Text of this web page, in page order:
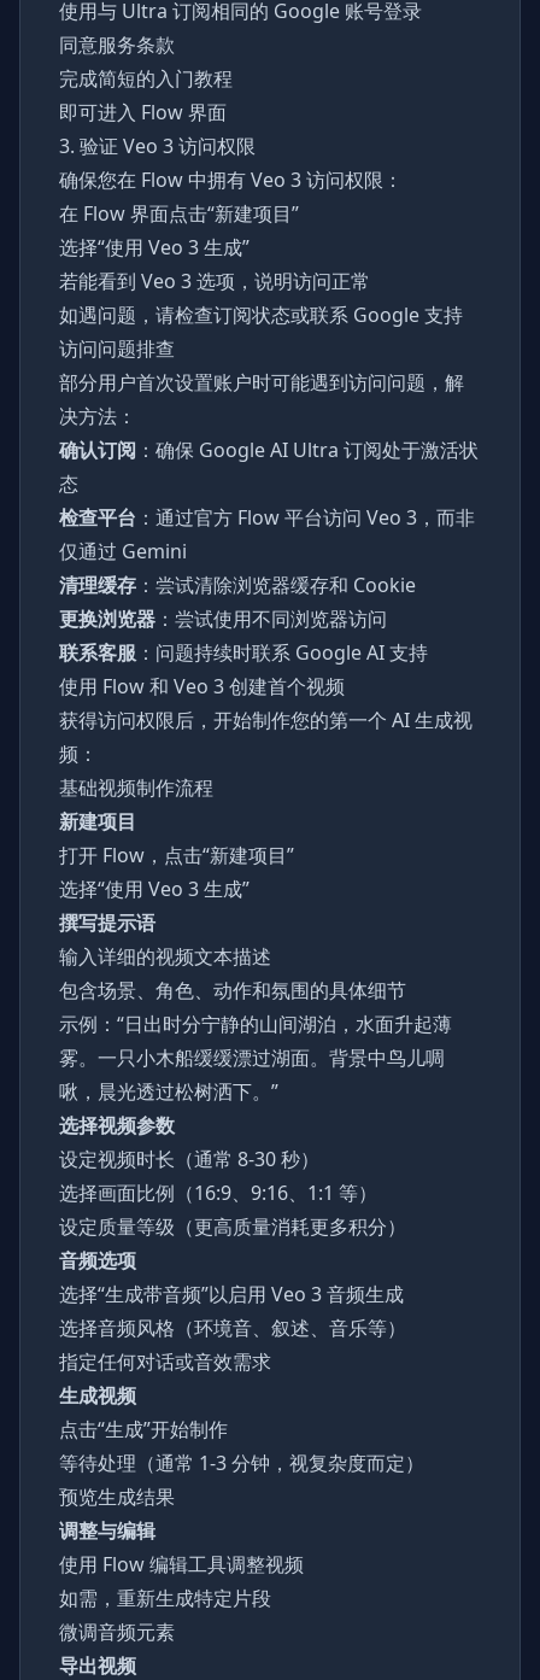
使用与 Ultra 订阅相同的 Google 账号登录
同意服务条款
完成简短的入门教程
即可进入 Flow 界面
3. 验证 Veo 3 访问权限
确保您在 Flow 中拥有 Veo 3 访问权限：
在 Flow 界面点击“新建项目”
选择“使用 Veo 3 生成”
若能看到 Veo 3 选项，说明访问正常
如遇问题，请检查订阅状态或联系 Google 支持
访问问题排查
部分用户首次设置账户时可能遇到访问问题，解
决方法：
确认订阅 ：确保 Google AI Ultra 订阅处于激活状
态
检查平台 ：通过官方 Flow 平台访问 Veo 3，而非
仅通过 Gemini
清理缓存 ：尝试清除浏览器缓存和 Cookie
更换浏览器 ：尝试使用不同浏览器访问
联系客服 ：问题持续时联系 Google AI 支持
使用 Flow 和 Veo 3 创建首个视频
获得访问权限后，开始制作您的第一个 AI 生成视
频：
基础视频制作流程
新建项目
打开 Flow，点击“新建项目”
选择“使用 Veo 3 生成”
撰写提示语
输入详细的视频文本描述
包含场景、角色、动作和氛围的具体细节
示例：“日出时分宁静的山间湖泊，水面升起薄
雾。一只小木船缓缓漂过湖面。背景中鸟儿啁
啾，晨光透过松树洒下。”
选择视频参数
设定视频时长（通常 8-30 秒）
选择画面比例（16:9、9:16、1:1 等）
设定质量等级（更高质量消耗更多积分）
音频选项
选择“生成带音频”以启用 Veo 3 音频生成
选择音频风格（环境音、叙述、音乐等）
指定任何对话或音效需求
生成视频
点击“生成”开始制作
等待处理（通常 1-3 分钟，视复杂度而定）
预览生成结果
调整与编辑
使用 Flow 编辑工具调整视频
如需，重新生成特定片段
微调音频元素
导出视频